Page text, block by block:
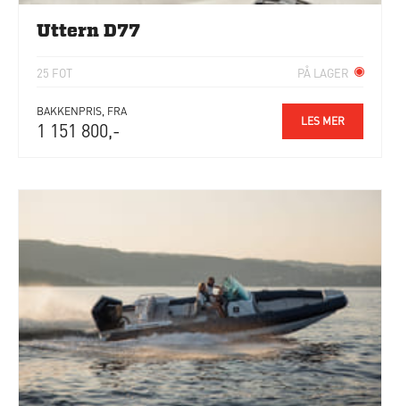
Uttern D77
25 FOT PÅ LAGER
BAKKENPRIS, FRA
1 151 800,- LES MER